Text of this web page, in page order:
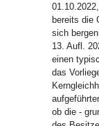
bereits die
sich
13. Aufl.
einen
das
ob die -